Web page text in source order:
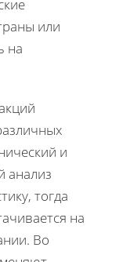
или
на
и
анализ
тогда
на
Во